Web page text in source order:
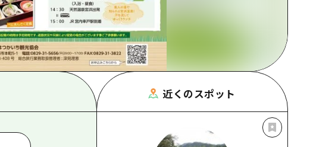
近くのスポット